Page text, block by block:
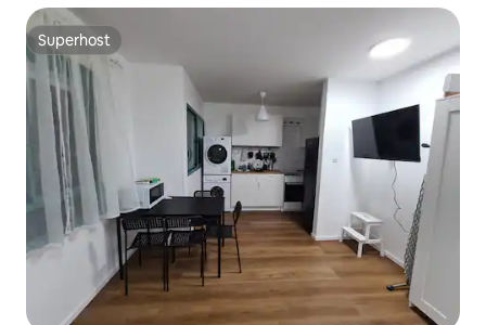
Superhost
Superhost